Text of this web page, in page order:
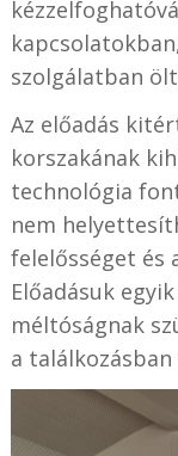
szolgálatban
Az előadás
korszakának
technológia
nem
felelősséget és
Előadásuk
méltóságnak
a találkozásban